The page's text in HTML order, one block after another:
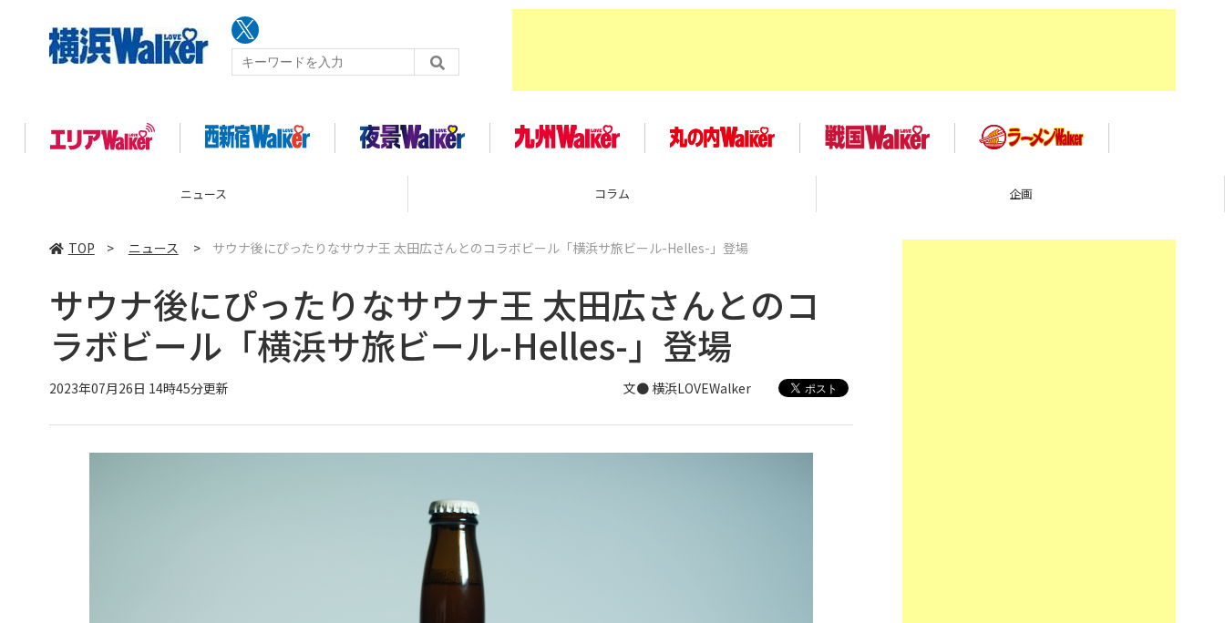
コラム 企画 TOP
TOP > ニュース > サウナ後にぴったりなサウナ王 太田広さんとのコラボビール「横浜サ旅ビール-Helles-」登場
サウナ後にぴったりなサウナ王 太田広さんとのコ
ラボビール「横浜サ旅ビール-Helles-」登場
2023年07月26日 14時45分更新 文● 横浜LOVEWalker